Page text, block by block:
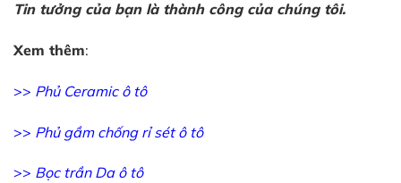
Tin tưởng của bạn là thành công của chúng tôi.
Xem thêm:
>> Phủ Ceramic ô tô
>> Phủ gầm chống rỉ sét ô tô
>> Bọc trần Da ô tô